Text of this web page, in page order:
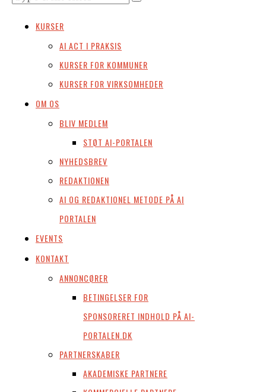
KURSER
AI ACT I PRAKSIS
KURSER FOR KOMMUNER
KURSER FOR VIRKSOMHEDER
OM OS
BLIV MEDLEM
STØT AI-PORTALEN
NYHEDSBREV
REDAKTIONEN
AI OG REDAKTIONEL METODE PÅ AI
PORTALEN
EVENTS
KONTAKT
ANNONCØRER
BETINGELSER FOR
SPONSORERET INDHOLD PÅ AI-
PORTALEN.DK
PARTNERSKABER
AKADEMISKE PARTNERE